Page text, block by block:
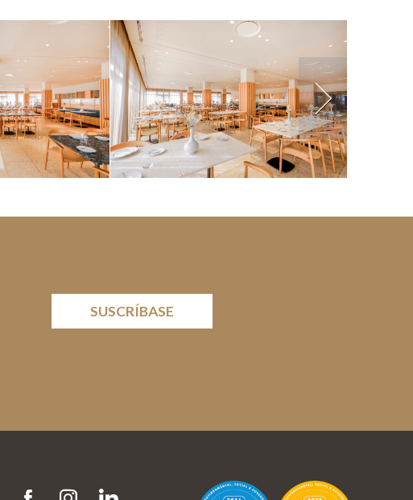
SUSCRÍBASE